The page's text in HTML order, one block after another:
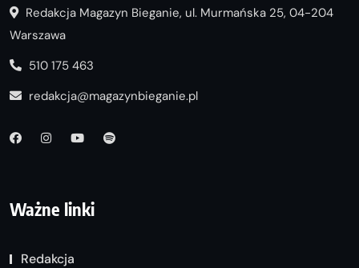
Redakcja Magazyn Bieganie, ul. Murmańska 25, 04-204
Warszawa
510 175 463
redakcja@magazynbieganie.pl
Ważne linki
Redakcja